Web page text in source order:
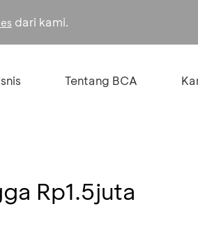
dari kami.
Tentang BCA
Rp1.5juta